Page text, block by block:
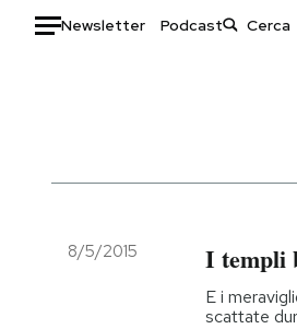
Newsletter Podcast
Italia
Politica
Ok
8/5/2015 I templi
E i
scattate